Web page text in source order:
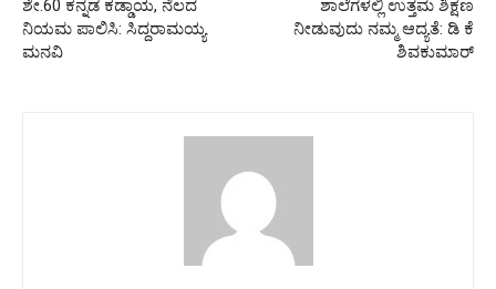
ಶೇ.60 ಕನ್ನಡ ಕಡ್ಡಾಯ, ನೆಲದ
ನಿಯಮ ಪಾಲಿಸಿ: ಸಿದ್ದರಾಮಯ್ಯ
ಮನವಿ
ಶಾಲೆಗಳಲ್ಲಿ ಉತ್ತಮ ಶಿಕ್ಷಣ
ನೀಡುವುದು ನಮ್ಮ ಆದ್ಯತೆ: ಡಿ ಕೆ
ಶಿವಕುಮಾರ್